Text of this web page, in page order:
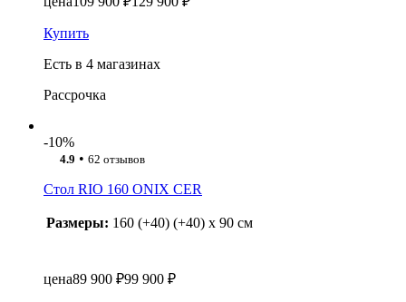
Купить
Есть в 4 магазинах
Рассрочка
-10%
4.9 • 62 отзывов
Стол RIO 160 ONIX CER
Размеры: 160 (+40) (+40) x 90 см
цена89 900 ₽99 900 ₽